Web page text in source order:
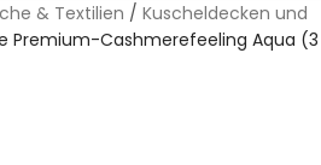
& Textilien / Kuscheldecken und
Premium-Cashmerefeeling Aqua (3